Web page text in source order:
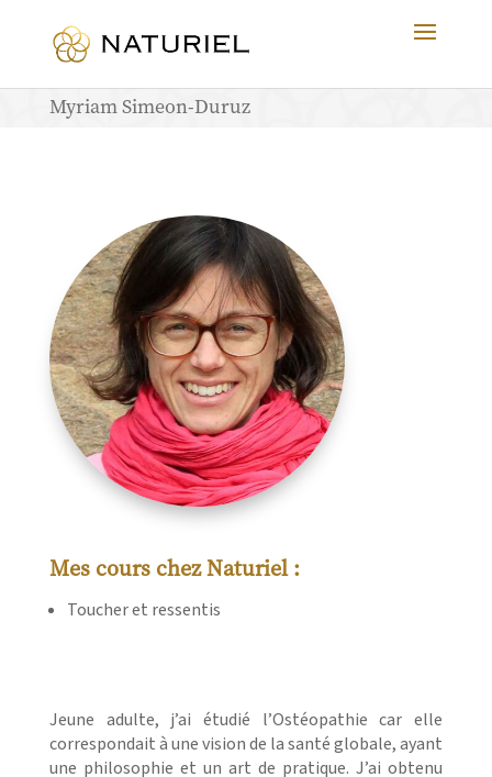
Myriam Simeon-Duruz
Mes cours chez Naturiel :
Toucher et ressentis
Jeune adulte, j’ai étudié l’Ostéopathie car elle
correspondait à une vision de la santé globale, ayant
une philosophie et un art de pratique. J’ai obtenu